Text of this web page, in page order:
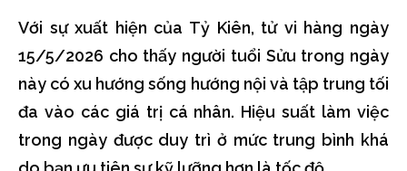
Với sự xuất hiện của Tỷ Kiên, tử vi hàng ngày
15/5/2026 cho thấy người tuổi Sửu trong ngày
này có xu hướng sống hướng nội và tập trung tối
đa vào các giá trị cá nhân. Hiệu suất làm việc
trong ngày được duy trì ở mức trung bình khá